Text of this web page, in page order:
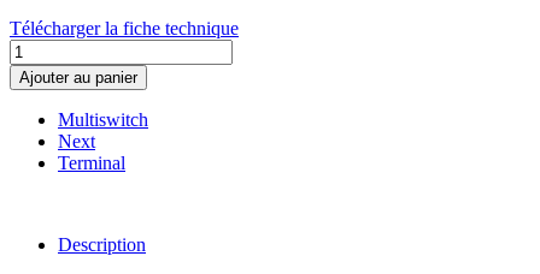
Télécharger la fiche technique
Ajouter au panier
Multiswitch
Next
Terminal
Description